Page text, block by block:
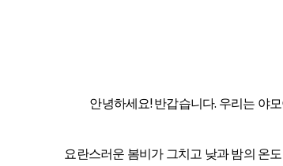
안녕하세요! 반갑습니다. 우리는 야모
요란스러운 봄비가 그치고 낮과 밤의 온